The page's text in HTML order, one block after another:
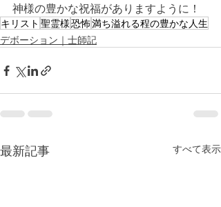
神様の豊かな祝福がありますように！
キリスト 聖霊様恐怖満ち溢れる程の豊かな人生
デボーション｜士師記
最新記事 すべて表示